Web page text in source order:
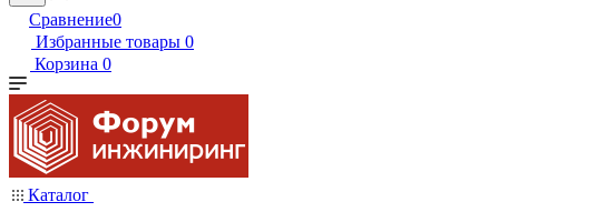
Сравнение0
Избранные товары 0
Корзина 0
Каталог